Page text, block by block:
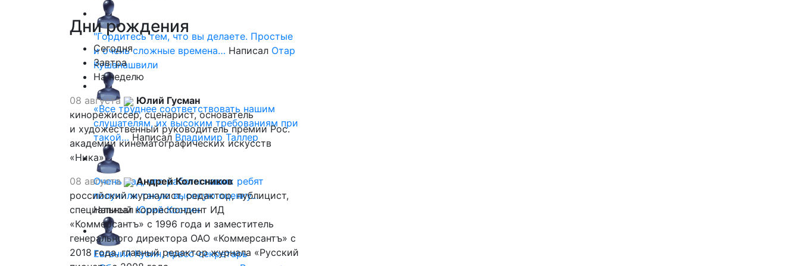
"Гордитесь тем, что вы делаете. Простые
и очень сложные времена… Написал Отар
Кушанашвили
«Все труднее соответствовать нашим
слушателям, их высоким требованиям при
такой… Написал Владимир Таллер
Очень рад, что работы наших ребят
получили такую высокую оценку…
НаписалЮрий Костин
Евгений Кузин, пресс-секретарь
Днирождения
Сегодня
Завтра
На неделю
08 августа
Юлий Гусман
кинорежиссер, сценарист, основатель
и художественный руководитель премии Рос.
академии кинематографических искусств
«Ника»
08 августа
Андрей Колесников
российский журналист, редактор, публицист,
специальный корреспондент ИД
«Коммерсантъ» с 1996 года и заместитель
генерального директора ОАО «Коммерсантъ» с
2018 года, главный редактор журнала «Русский